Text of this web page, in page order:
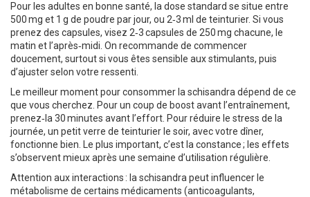
Pour les adultes en bonne santé, la dose standard se situe entre
500 mg et 1 g de poudre par jour, ou 2‑3 ml de teinturier. Si vous
prenez des capsules, visez 2‑3 capsules de 250 mg chacune, le
matin et l’après‑midi. On recommande de commencer
doucement, surtout si vous êtes sensible aux stimulants, puis
d’ajuster selon votre ressenti.
Le meilleur moment pour consommer la schisandra dépend de ce
que vous cherchez. Pour un coup de boost avant l’entraînement,
prenez‑la 30 minutes avant l’effort. Pour réduire le stress de la
journée, un petit verre de teinturier le soir, avec votre dîner,
fonctionne bien. Le plus important, c’est la constance ; les effets
s’observent mieux après une semaine d’utilisation régulière.
Attention aux interactions : la schisandra peut influencer le
métabolisme de certains médicaments (anticoagulants,